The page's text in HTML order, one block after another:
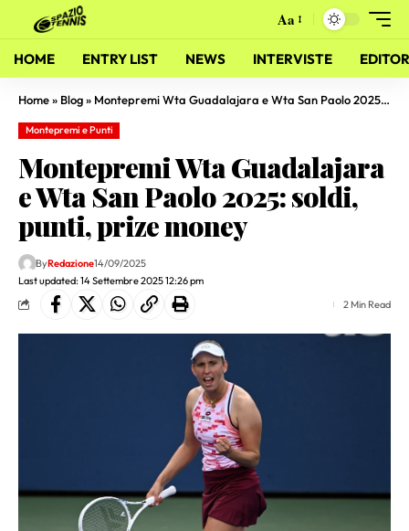
Aa
HOME ENTRY LIST NEWS INTERVISTE
Home» Blog» Montepremi Wta Guadalajara e Wta San Paolo 2025: soldi, punti, prize money
Montepremi e Punti
Montepremi Wta Guadalajara
e Wta San Paolo 2025: soldi,
punti, prize money
Last updated: 14 Settembre 2025 12:26 pm
ByRedazione14/09/2025
2 Min Read